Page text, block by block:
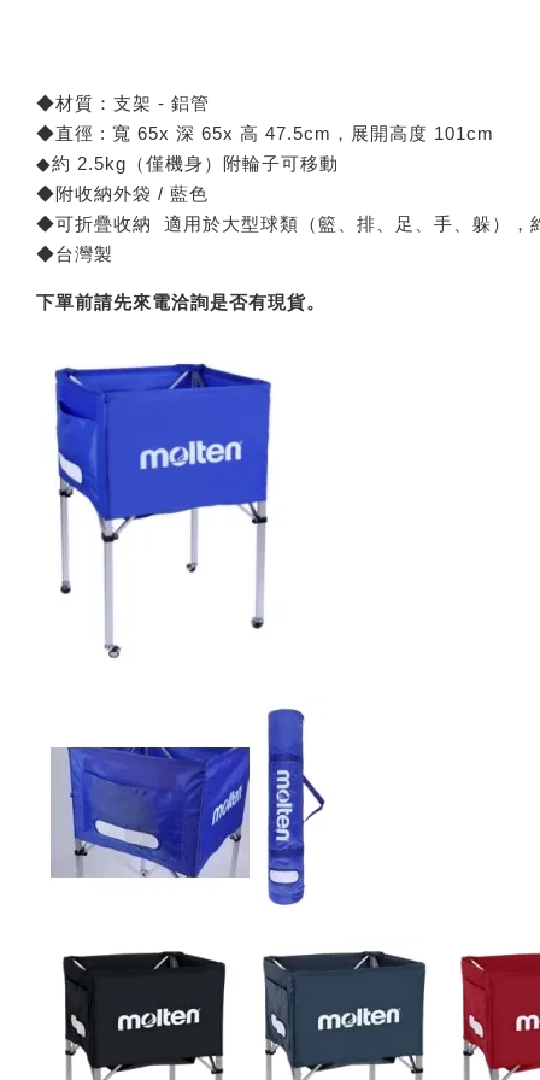
◆材質：支架 - 鋁管
◆直徑 : 寬 65x 深 65x 高 47.5cm，展開高度 101cm
◆約 2.5kg（僅機身）附輪子可移動
◆附收納外袋 / 藍色
◆可折疊收納 適用於大型球類（籃、排、足、手、躲），
◆台灣製
下單前請先來電洽詢是否有現貨。